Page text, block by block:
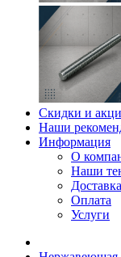
Скидки и
Наши
Информация
О
Наши
Доставка
Оплата
Услуги